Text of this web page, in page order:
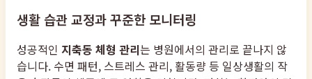
생활 습관 교정과 꾸준한 모니터링
성공적인 지축동 체형 관리는 병원에서의 관리로 끝나지 않
습니다. 수면 패턴, 스트레스 관리, 활동량 등 일상생활의 작